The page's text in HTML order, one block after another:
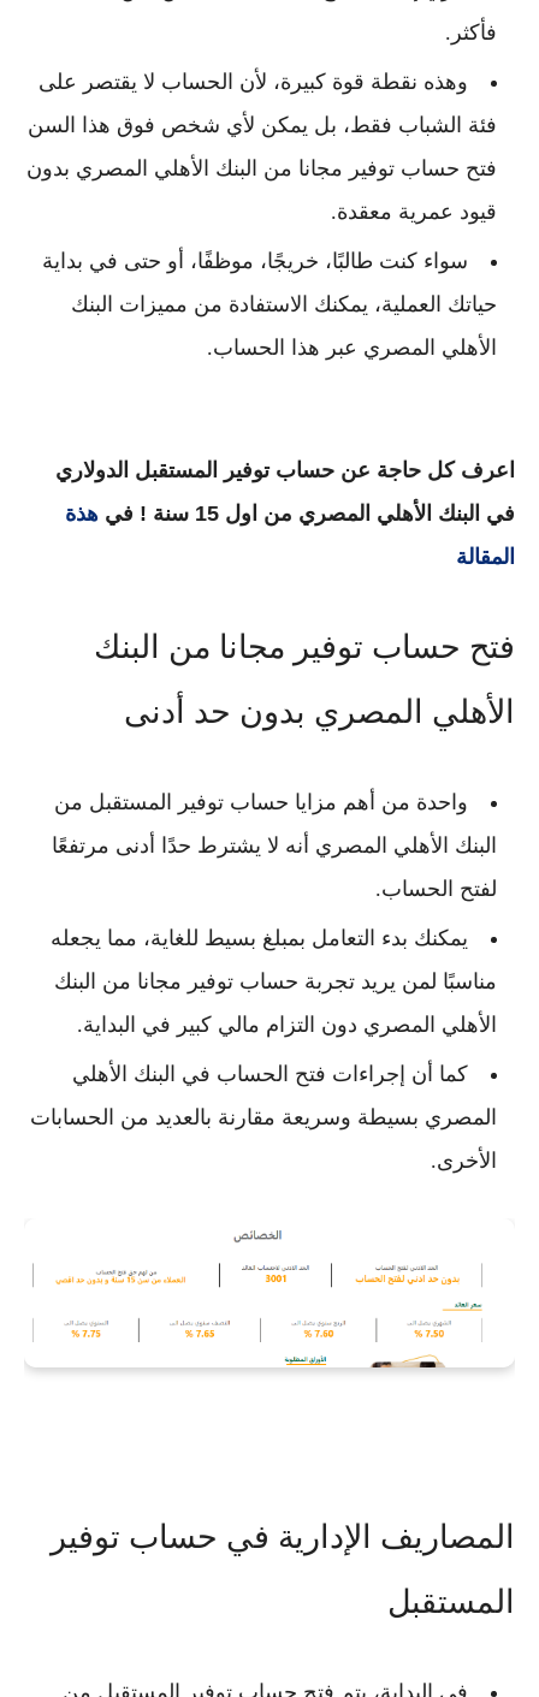
فأكثر.
وهذه نقطة قوة كبيرة، لأن الحساب لا يقتصر على
فئة الشباب فقط، بل يمكن لأي شخص فوق هذا السن
فتح حساب توفير مجانا من البنك الأهلي المصري بدون
قيود عمرية معقدة.
سواء كنت طالبًا، خريجًا، موظفًا، أو حتى في بداية
حياتك العملية، يمكنك الاستفادة من مميزات البنك
الأهلي المصري عبر هذا الحساب.
اعرف كل حاجة عن حساب توفير المستقبل الدولاري
في البنك الأهلي المصري من اول 15 سنة ! في
هذة
المقالة
فتح حساب توفير مجانا من البنك
الأهلي المصري بدون حد أدنى
واحدة من أهم مزايا حساب توفير المستقبل من
البنك الأهلي المصري أنه لا يشترط حدًا أدنى مرتفعًا
لفتح الحساب.
يمكنك بدء التعامل بمبلغ بسيط للغاية، مما يجعله
مناسبًا لمن يريد تجربة حساب توفير مجانا من البنك
الأهلي المصري دون التزام مالي كبير في البداية.
كما أن إجراءات فتح الحساب في البنك الأهلي
المصري بسيطة وسريعة مقارنة بالعديد من الحسابات
الأخرى.
المصاريف الإدارية في حساب توفير
المستقبل